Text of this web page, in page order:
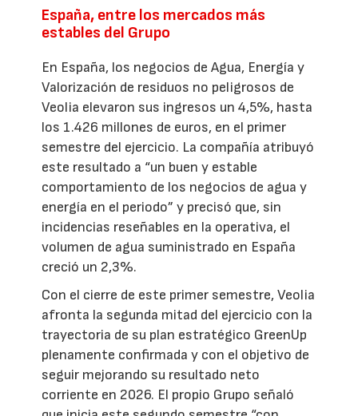
España, entre los mercados más
estables del Grupo
En España, los negocios de Agua, Energía y
Valorización de residuos no peligrosos de
Veolia elevaron sus ingresos un 4,5%, hasta
los 1.426 millones de euros, en el primer
semestre del ejercicio. La compañía atribuyó
este resultado a “un buen y estable
comportamiento de los negocios de agua y
energía en el periodo” y precisó que, sin
incidencias reseñables en la operativa, el
volumen de agua suministrado en España
creció un 2,3%.
Con el cierre de este primer semestre, Veolia
afronta la segunda mitad del ejercicio con la
trayectoria de su plan estratégico GreenUp
plenamente confirmada y con el objetivo de
seguir mejorando su resultado neto
corriente en 2026. El propio Grupo señaló